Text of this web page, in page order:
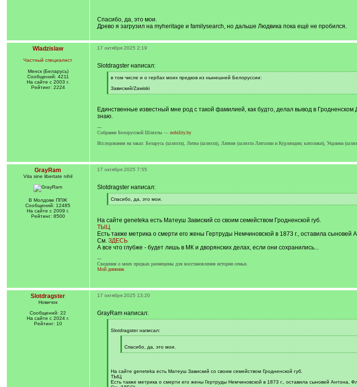
Спасибо, да, это мои.
Древо я загрузил на myheritage и familysearch, но дальше Людвика пока ещё не пробился.
Wladzislaw
Частный специалист
Менск (Беларусь)
Сообщений: 4211
На сайте с 2003 г.
Рейтинг: 2224
17 октября 2025 2:19
Slotdragster написал:
[
]
в том числе и о гербах моих предков из нынешней Белоруссии:
Завиский/Zawiski
[
]
Единственные известный мне род с такой фамилией, как будто, делал вывод в
знаю.
---
Собрание Белорусской Шляхты — nobility.by
Исследования на заказ: Беларусь (шляхта), Литва (шляхта), Латвия (шляхта Латгалии и Курляндии; католики), Украина
GrayRam
Vita sine libertate nihil
В Молдове ППЖ
Сообщений: 12485
На сайте с 2009 г.
Рейтинг: 8500
17 октября 2025 7:55
Slotdragster написал:
[
q
Спасибо, да, это мои.
[
]
На сайте geneteka есть Матеуш Завиский со своим семейством Гродненской губ.
ТЫЦ
Есть также метрика о смерти его жены Гертруды Немчиновской в 1873 г., оставила сыновей
См. ЗДЕСЬ
А все что глубже - будет лишь в МК и дворянских делах, если они сохранились...
---
Сведения о моих предках размещены для восстановления истории семьи.
Мой дневник
Slotdragster
Новичок
Сообщений: 22
На сайте с 2024 г.
Рейтинг: 10
17 октября 2025 13:20
GrayRam написал:
q
Slotdragster написал:
q
]
Спасибо, да, это мои.
[
]
На сайте geneteka есть Матеуш Завиский со своим семейством Гродненской губ.
ТЫЦ
Есть также метрика о смерти его жены Гертруды Немчиновской в 1873 г., оставила сыновей Антона,